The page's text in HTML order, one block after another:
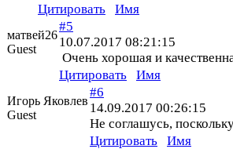
Цитировать
Имя
матвей26
Guest
#5
10.07.2017 08:21:15
Очень хорошая и
Цитировать
Имя
Игорь Яковлев
Guest
#6
14.09.2017 00:26:15
Не соглашусь,
Цитировать
Имя